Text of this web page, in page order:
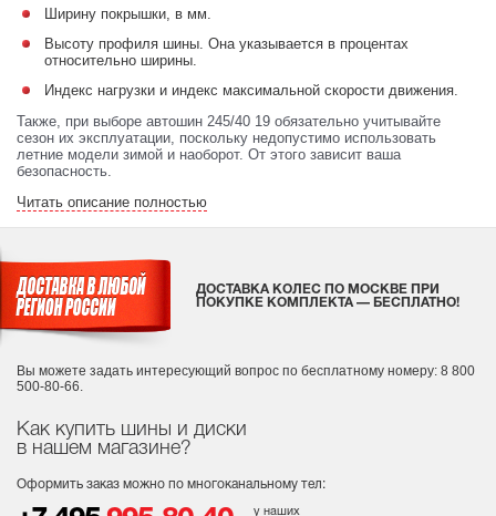
Ширину покрышки, в мм.
Высоту профиля шины. Она указывается в процентах
относительно ширины.
Индекс нагрузки и индекс максимальной скорости движения.
Также, при выборе автошин 245/40 19 обязательно учитывайте
сезон их эксплуатации, поскольку недопустимо использовать
летние модели зимой и наоборот. От этого зависит ваша
безопасность.
Читать описание полностью
Как купить шины и диски
в нашем магазине?
Оформить заказ можно по многоканальному тел:
у наших
ДОСТАВКА КОЛЕС ПО МОСКВЕ ПРИ
ПОКУПКЕ КОМПЛЕКТА — БЕСПЛАТНО!
Вы можете задать интересующий вопрос по бесплатному номеру: 8 800
500-80-66.